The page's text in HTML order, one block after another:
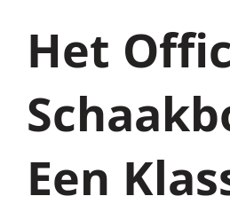
Het
Een